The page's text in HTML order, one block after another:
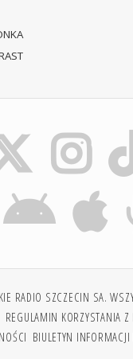
RADIO SZCZECIN SA.
REGULAMIN KORZYSTANIA Z
BIULETYN INFORMACJI